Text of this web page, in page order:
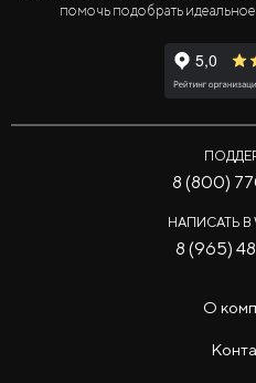
помочь подобрать
8 (800)
НАПИСАТЬ В
8 (965)
О